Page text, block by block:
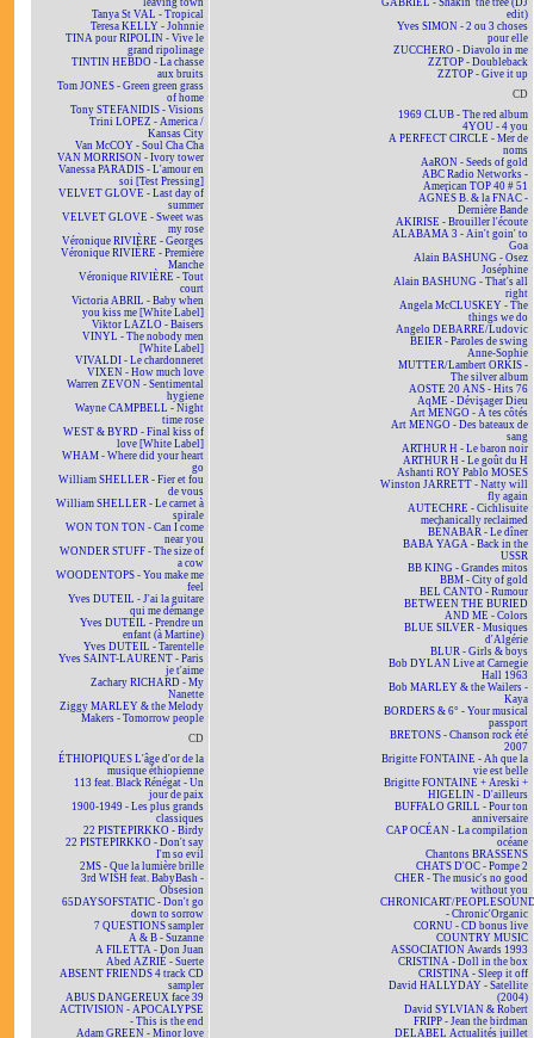
leaving town
Tanya St VAL - Tropical
Teresa KELLY - Johnnie
TINA pour RIPOLIN - Vive le
grand ripolinage
TINTIN HEBDO - La chasse
aux bruits
Tom JONES - Green green grass
of home
Tony STEFANIDIS - Visions
Trini LOPEZ - America /
Kansas City
Van McCOY - Soul Cha Cha
VAN MORRISON - Ivory tower
Vanessa PARADIS - L'amour en
soi [Test Pressing]
VELVET GLOVE - Last day of
summer
VELVET GLOVE - Sweet was
my rose
Véronique RIVIÈRE - Georges
Véronique RIVIÈRE - Première
Manche
Véronique RIVIÈRE - Tout
court
Victoria ABRIL - Baby when
you kiss me [White Label]
Viktor LAZLO - Baisers
VINYL - The nobody men
[White Label]
VIVALDI - Le chardonneret
VIXEN - How much love
Warren ZEVON - Sentimental
hygiene
Wayne CAMPBELL - Night
time rose
WEST & BYRD - Final kiss of
love [White Label]
WHAM - Where did your heart
go
William SHELLER - Fier et fou
de vous
William SHELLER - Le carnet à
spirale
WON TON TON - Can I come
near you
WONDER STUFF - The size of
a cow
WOODENTOPS - You make me
feel
Yves DUTEIL - J'ai la guitare
qui me démange
Yves DUTEIL - Prendre un
enfant (à Martine)
Yves DUTEIL - Tarentelle
Yves SAINT-LAURENT - Paris
je t'aime
Zachary RICHARD - My
Nanette
Ziggy MARLEY & the Melody
Makers - Tomorrow people
CD
ÉTHIOPIQUES L'âge d'or de la
musique éthiopienne
113 feat. Black Rénégat - Un
jour de paix
1900-1949 - Les plus grands
classiques
22 PISTEPIRKKO - Birdy
22 PISTEPIRKKO - Don't say
I'm so evil
2MS - Que la lumière brille
3rd WISH feat. BabyBash -
Obsesion
65DAYSOFSTATIC - Don't go
down to sorrow
7 QUESTIONS sampler
A & B - Suzanne
A FILETTA - Don Juan
Abed AZRIÉ - Suerte
ABSENT FRIENDS 4 track CD
sampler
ABUS DANGEREUX face 39
ACTIVISION - APOCALYPSE
- This is the end
Adam GREEN - Minor love
GABRIEL - Shakin' the tree (DJ
edit)
Yves SIMON - 2 ou 3 choses
pour elle
ZUCCHERO - Diavolo in me
ZZTOP - Doubleback
ZZTOP - Give it up
CD
1969 CLUB - The red album
4YOU - 4 you
A PERFECT CIRCLE - Mer de
noms
AaRON - Seeds of gold
ABC Radio Networks -
American TOP 40 # 51
AGNÈS B. & la FNAC -
Dernière Bande
AKIRISE - Brouiller l'écoute
ALABAMA 3 - Ain't goin' to
Goa
Alain BASHUNG - Osez
Joséphine
Alain BASHUNG - That's all
right
Angela McCLUSKEY - The
things we do
Angelo DEBARRE/Ludovic
BEIER - Paroles de swing
Anne-Sophie
MUTTER/Lambert ORKIS -
The silver album
AOSTE 20 ANS - Hits 76
AqME - Dévisager Dieu
Art MENGO - À tes côtés
Art MENGO - Des bateaux de
sang
ARTHUR H - Le baron noir
ARTHUR H - Le goût du H
Ashanti ROY Pablo MOSES
Winston JARRETT - Natty will
fly again
AUTECHRE - Cichlisuite
mechanically reclaimed
BÉNABAR - Le dîner
BABA YAGA - Back in the
USSR
BB KING - Grandes mitos
BBM - City of gold
BEL CANTO - Rumour
BETWEEN THE BURIED
AND ME - Colors
BLUE SILVER - Musiques
d'Algérie
BLUR - Girls & boys
Bob DYLAN Live at Carnegie
Hall 1963
Bob MARLEY & the Wailers -
Kaya
BORDERS & 6° - Your musical
passport
BRETONS - Chanson rock été
2007
Brigitte FONTAINE - Ah que la
vie est belle
Brigitte FONTAINE + Areski +
HIGELIN - D'ailleurs
BUFFALO GRILL - Pour ton
anniversaire
CAP OCÉAN - La compilation
océane
Chantons BRASSENS
CHATS D'OC - Pompe 2
CHER - The music's no good
without you
CHRONICART/
- Chronic'Organic
CORNU - CD bonus live
COUNTRY MUSIC
ASSOCIATION Awards 1993
CRISTINA - Doll in the box
CRISTINA - Sleep it off
David HALLYDAY - Satellite
(2004)
David SYLVIAN & Robert
FRIPP - Jean the birdman
DELABEL Actualités juillet